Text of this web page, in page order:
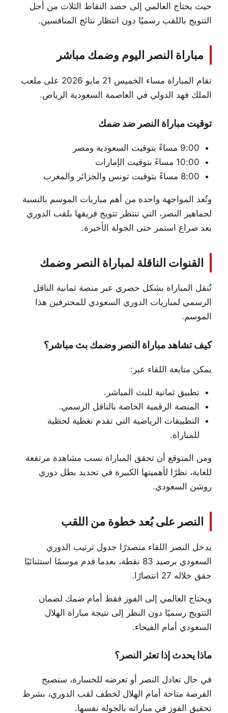
حيث يحتاج العالمي إلى حصد النقاط الثلاث من أجل
التتويج باللقب رسميًا دون انتظار نتائج المنافسين.
مباراة النصر اليوم وضمك مباشر
تقام المباراة مساء الخميس 21 مايو 2026 على ملعب
الملك فهد الدولي في العاصمة السعودية الرياض.
توقيت مباراة النصر ضد ضمك
9:00 مساءً بتوقيت السعودية ومصر
10:00 مساءً بتوقيت الإمارات
8:00 مساءً بتوقيت تونس والجزائر والمغرب
وتُعد المواجهة واحدة من أهم مباريات الموسم بالنسبة
لجماهير النصر، التي تنتظر تتويج فريقها بلقب الدوري
بعد صراع استمر حتى الجولة الأخيرة.
القنوات الناقلة لمباراة النصر وضمك
تُنقل المباراة بشكل حصري عبر منصة ثمانية الناقل
الرسمي لمباريات الدوري السعودي للمحترفين هذا
الموسم.
كيف تشاهد مباراة النصر وضمك بث مباشر؟
يمكن متابعة اللقاء عبر:
تطبيق ثمانية للبث المباشر.
المنصة الرقمية الخاصة بالناقل الرسمي.
التطبيقات الرياضية التي تقدم تغطية لحظية
للمباراة.
ومن المتوقع أن تحقق المباراة نسب مشاهدة مرتفعة
للغاية، نظرًا لأهميتها الكبيرة في تحديد بطل دوري
روشن السعودي.
النصر على بُعد خطوة من اللقب
يدخل النصر اللقاء متصدرًا جدول ترتيب الدوري
السعودي برصيد 83 نقطة، بعدما قدم موسمًا استثنائيًا
حقق خلاله 27 انتصارًا.
ويحتاج العالمي إلى الفوز فقط أمام ضمك لضمان
التتويج رسميًا دون النظر إلى نتيجة مباراة الهلال
السعودي أمام الفيحاء.
ماذا يحدث إذا تعثر النصر؟
في حال تعادل النصر أو تعرضه للخسارة، ستصبح
الفرصة متاحة أمام الهلال لخطف لقب الدوري، بشرط
تحقيق الفوز في مباراته بالجولة نفسها.